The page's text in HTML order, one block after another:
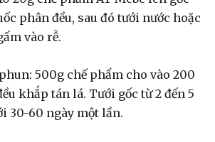
phân đều, sau đó tưới nước hoặc
vào rễ.
500g chế phẩm cho vào 200
khắp tán lá. Tưới gốc từ 2 đến 5
30-60 ngày một lần.